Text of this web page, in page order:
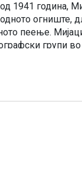
1941 година,
огниште,
пеење.
групи
и